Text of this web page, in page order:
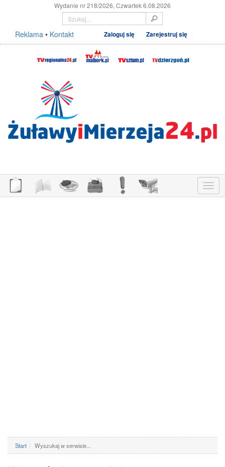
Wydanie nr 218/2026, Czwartek 6.08.2026
Reklama • Kontakt Zaloguj się Zarejestruj się
Menu
Start Wyszukaj w serwisie...